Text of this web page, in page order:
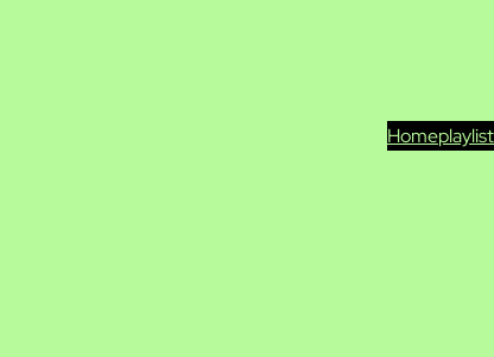
Home